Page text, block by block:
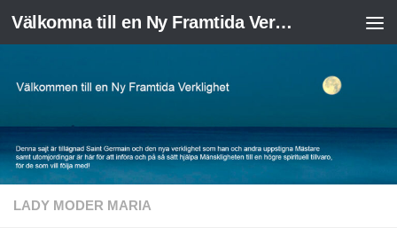
Skip to content Välkomna till en Ny Framtida Verklighet
LADY MODER MARIA